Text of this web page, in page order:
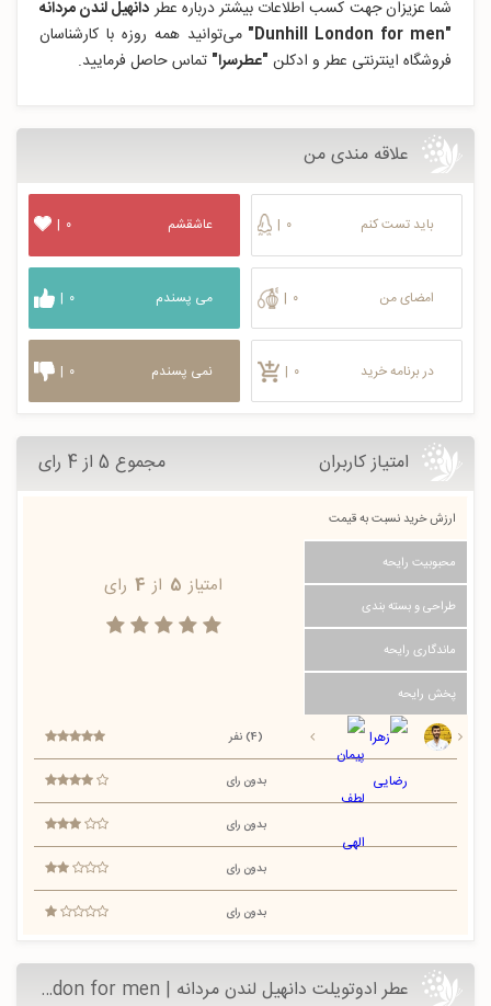
شما عزیزان جهت کسب اطلاعات بیشتر درباره عطردانهیل لندن مردانه
"Dunhill London for men"
می‌توانید همه روزه با کارشناسان
فروشگاه اینترنتی عطر و ادکلن "عطرسرا" تماس حاصل فرمایید.
علاقه مندی من
باید تست کنم | ۰
امضای من | ۰
در برنامه خرید | ۰
عاشقشم | ۰
می پسندم | ۰
نمی پسندم | ۰
امتیاز کاربران مجموع 5 از 4 رای
ارزش خرید نسبت به قیمت
محبوبیت رایحه
طراحی و بسته بندی
ماندگاری رایحه
پخش رایحه
امتیاز 5 از 4 رای
(4) نفر
بدون رای
بدون رای
بدون رای
بدون رای
عطر ادوتویلت دانهیل لندن مردانه | Dunhill London for men - عطرسرا